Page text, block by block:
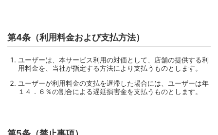
第4条（利用料金および支払方法）
ユーザーは、本サービス利用の対価として、店舗の提供する利
用料金を、当社が指定する方法により支払うものとします。
ユーザーが利用料金の支払を遅滞した場合には、ユーザーは年
１４．６％の割合による遅延損害金を支払うものとします。